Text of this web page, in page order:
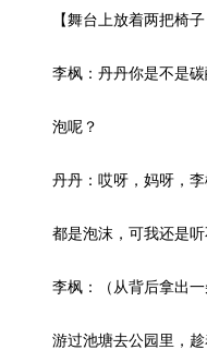
【舞台上放着两把椅
李枫：丹丹你是不是
泡呢？
丹丹：哎呀，妈呀，
都是泡沫，可我还是听
李枫：（从背后拿出
游过池塘去公园里，